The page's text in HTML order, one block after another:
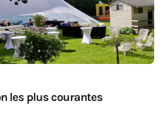
les plus courantes